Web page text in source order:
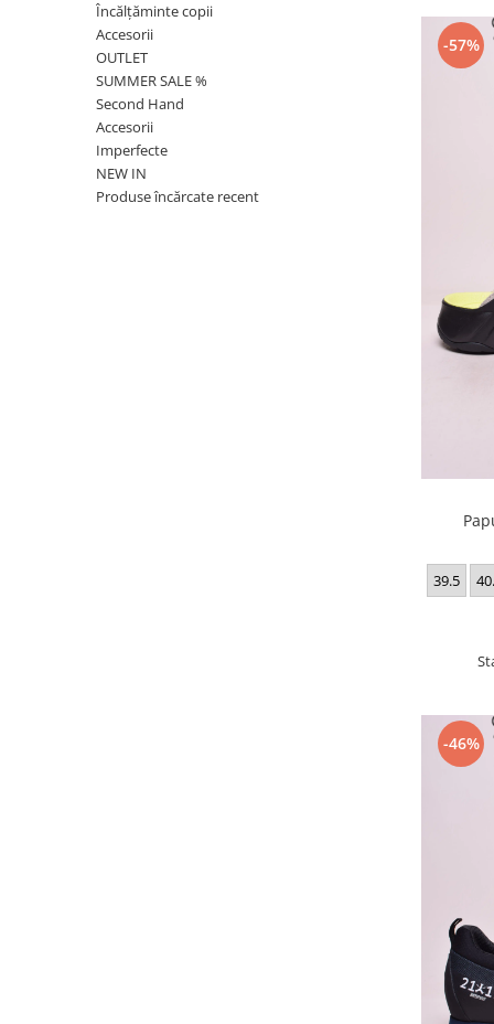
Încălțăminte copii
Accesorii
OUTLET
SUMMER SALE %
Second Hand
Accesorii
Imperfecte
NEW IN
Produse încărcate recent
-57%
39.5
-46%